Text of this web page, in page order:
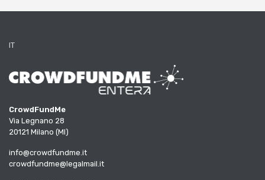
IT
CrowdFundMe
Via Legnano 28
20121 Milano (MI)
info@crowdfundme.it
crowdfundme@legalmail.it